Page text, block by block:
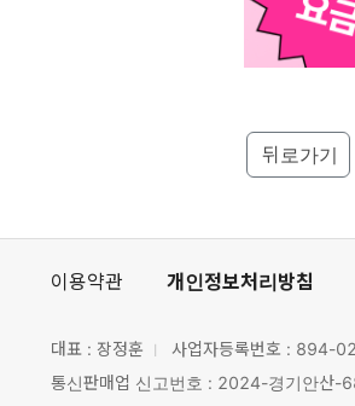
뒤로가기
이용약관 개인정보처리방침
대표 : 장정훈 사업자등록번호 : 894-
통신판매업 신고번호 : 2024-경기안산-